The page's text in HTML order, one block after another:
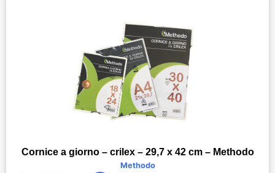
Cornice a giorno – crilex – 29,7 x 42 cm – Methodo
Methodo